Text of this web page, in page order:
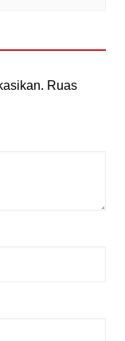
Ruas